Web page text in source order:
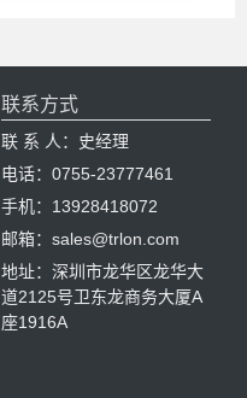
联系方式
联 系 人：史经理
电话：0755-23777461
手机：13928418072
邮箱：sales@trlon.com
地址：深圳市龙华区龙华大
道2125号卫东龙商务大厦A
座1916A